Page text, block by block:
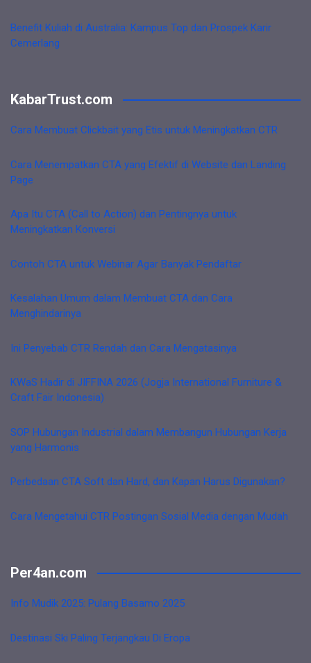
Benefit Kuliah di Australia: Kampus Top dan Prospek Karir
Cemerlang
KabarTrust.com
Cara Membuat Clickbait yang Etis untuk Meningkatkan CTR
Cara Menempatkan CTA yang Efektif di Website dan Landing
Page
Apa Itu CTA (Call to Action) dan Pentingnya untuk
Meningkatkan Konversi
Contoh CTA untuk Webinar Agar Banyak Pendaftar
Kesalahan Umum dalam Membuat CTA dan Cara
Menghindarinya
Ini Penyebab CTR Rendah dan Cara Mengatasinya
KWaS Hadir di JIFFINA 2026 (Jogja International Furniture &
Craft Fair Indonesia)
SOP Hubungan Industrial dalam Membangun Hubungan Kerja
yang Harmonis
Perbedaan CTA Soft dan Hard, dan Kapan Harus Digunakan?
Cara Mengetahui CTR Postingan Sosial Media dengan Mudah
Per4an.com
Info Mudik 2025: Pulang Basamo 2025
Destinasi Ski Paling Terjangkau Di Eropa